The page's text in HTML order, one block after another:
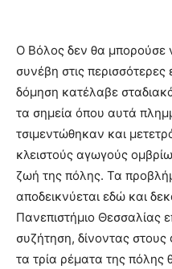
Ο Βόλος δεν θα μπορούσε
συνέβη στις
δόμηση κατέλαβε
τα σημεία όπου αυτά
τσιμεντώθηκαν και
κλειστούς αγωγούς
ζωή της πόλης. Τα
αποδεικνύεται εδώ και
Πανεπιστήμιο Θεσσαλίας
συζήτηση, δίνοντας
τα τρία ρέματα της